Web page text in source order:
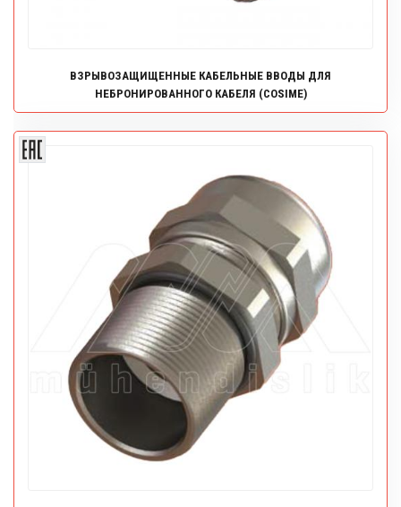
ВЗРЫВОЗАЩИЩЕННЫЕ КАБЕЛЬНЫЕ ВВОДЫ ДЛЯ
НЕБРОНИРОВАННОГО КАБЕЛЯ (COSIME)